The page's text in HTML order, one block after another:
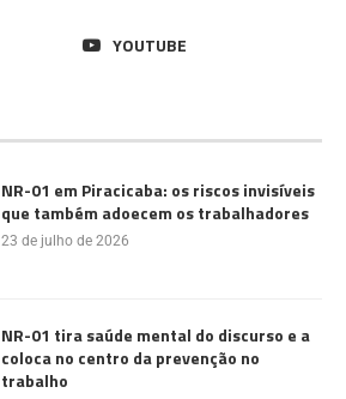
YOUTUBE
NR-01 em Piracicaba: os riscos invisíveis
que também adoecem os trabalhadores
23 de julho de 2026
NR-01 tira saúde mental do discurso e a
coloca no centro da prevenção no
trabalho